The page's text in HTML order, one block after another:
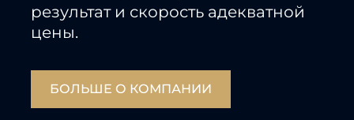
результат и скорость адекватной
цены.
БОЛЬШЕ О КОМПАНИИ